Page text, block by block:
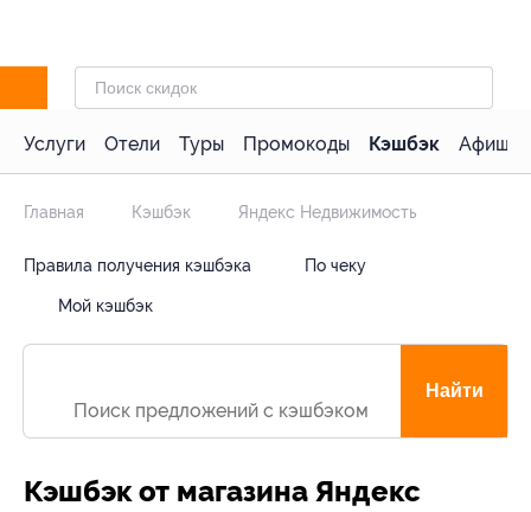
Услуги Отели Туры Промокоды Кэшбэк Афиша
Главная Кэшбэк Яндекс Недвижимость
Правила получения кэшбэка По чеку
Мой кэшбэк
Найти
Кэшбэк от магазина Яндекс